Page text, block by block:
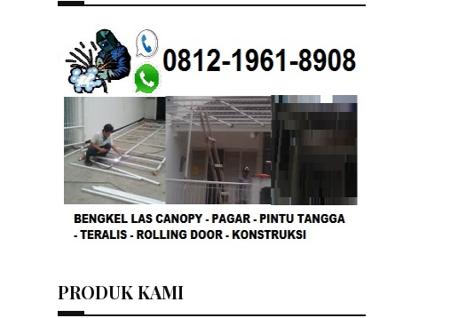
PRODUK KAMI